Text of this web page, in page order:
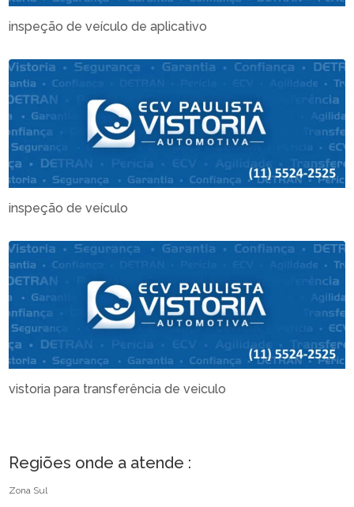
inspeção de veículo de aplicativo
inspeção de veículo
vistoria para transferência de veiculo
Regiões onde a atende :
Zona Sul